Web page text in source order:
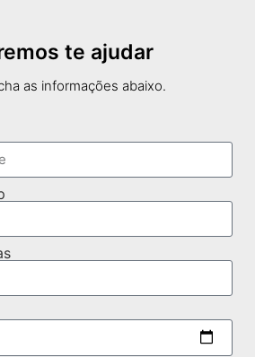
te ajudar
as informações abaixo.